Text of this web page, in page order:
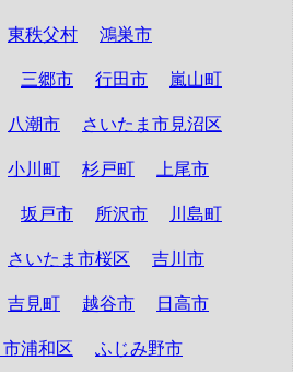
東秩父村 鴻巣市
三郷市 行田市 嵐山町
八潮市 さいたま市見沼区
小川町 杉戸町 上尾市
坂戸市 所沢市 川島町
さいたま市桜区 吉川市
吉見町 越谷市 日高市
浦和区 ふじみ野市